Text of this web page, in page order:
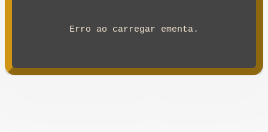
Erro ao carregar ementa.